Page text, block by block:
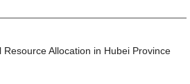
Allocation in Hubei Province